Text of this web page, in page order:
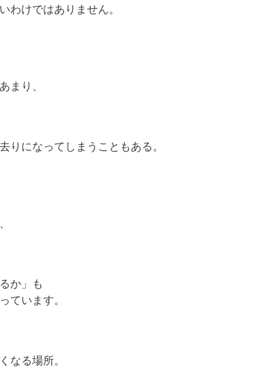
わけではありません。
まり、
りになってしまうこともある。
か」も
ています。
なる場所。